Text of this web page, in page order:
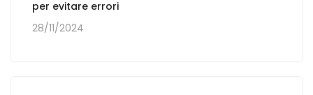
per evitare errori
28/11/2024